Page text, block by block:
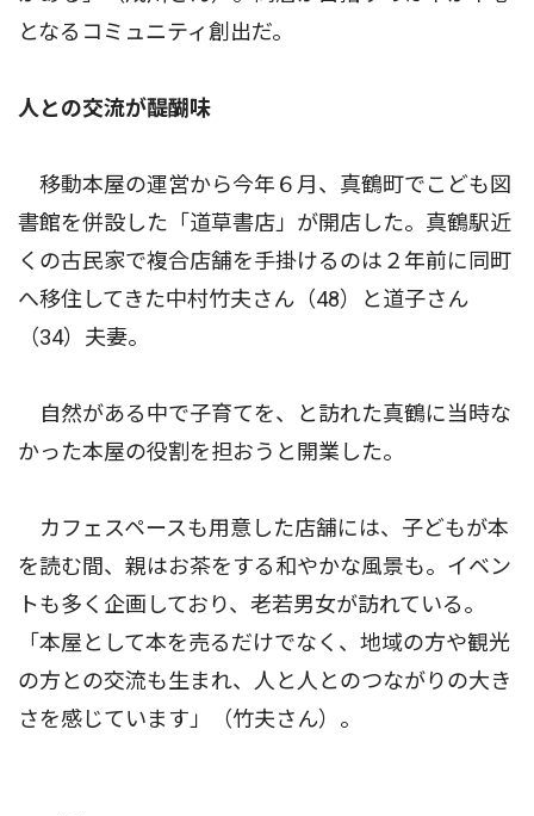
となるコミュニティ創出だ。
人との交流が醍醐味
移動本屋の運営から今年６月、真鶴町でこども図
書館を併設した「道草書店」が開店した。真鶴駅近
くの古民家で複合店舗を手掛けるのは２年前に同町
へ移住してきた中村竹夫さん（48）と道子さん
（34）夫妻。
自然がある中で子育てを、と訪れた真鶴に当時な
かった本屋の役割を担おうと開業した。
カフェスペースも用意した店舗には、子どもが本
を読む間、親はお茶をする和やかな風景も。イベン
トも多く企画しており、老若男女が訪れている。
「本屋として本を売るだけでなく、地域の方や観光
の方との交流も生まれ、人と人とのつながりの大き
さを感じています」（竹夫さん）。